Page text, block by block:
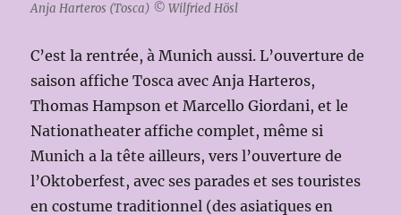
Anja Harteros (Tosca) © Wilfried Hösl
C’est la rentrée, à Munich aussi. L’ouverture de
saison affiche Tosca avec Anja Harteros,
Thomas Hampson et Marcello Giordani, et le
Nationatheater affiche complet, même si
Munich a la tête ailleurs, vers l’ouverture de
l’Oktoberfest, avec ses parades et ses touristes
en costume traditionnel (des asiatiques en